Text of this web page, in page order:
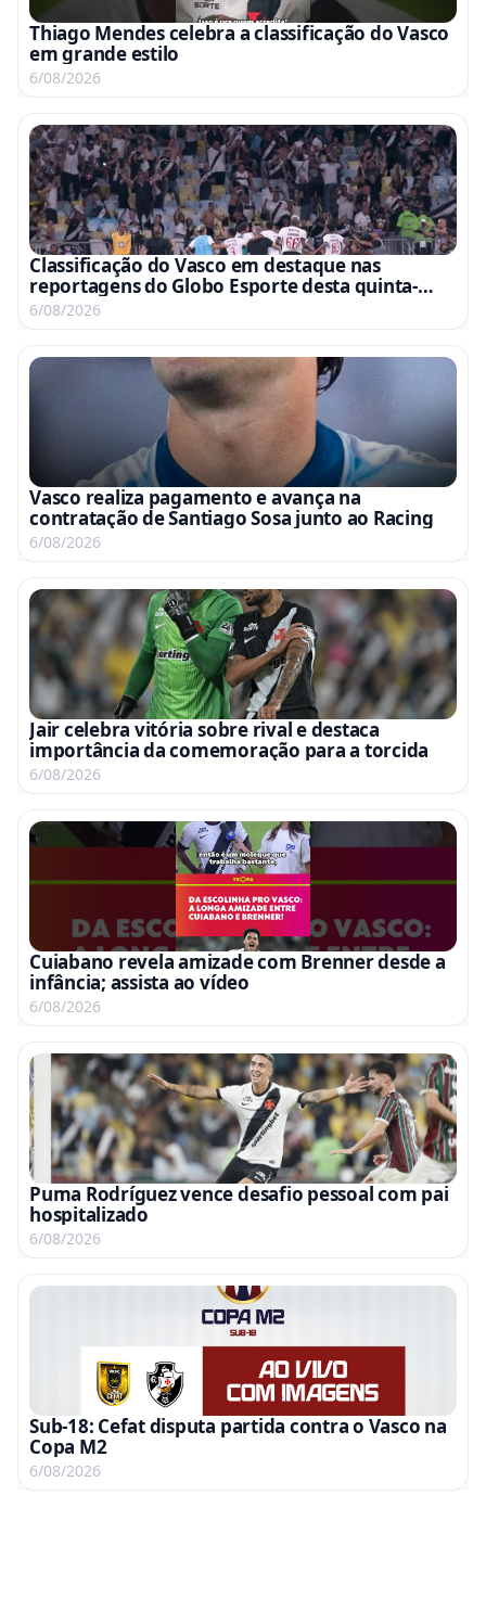
Thiago Mendes celebra a classificação do Vasco
em grande estilo
6/08/2026
Classificação do Vasco em destaque nas
reportagens do Globo Esporte desta quinta-
feira
6/08/2026
Vasco realiza pagamento e avança na
contratação de Santiago Sosa junto ao Racing
6/08/2026
Jair celebra vitória sobre rival e destaca
importância da comemoração para a torcida
6/08/2026
Cuiabano revela amizade com Brenner desde a
infância; assista ao vídeo
6/08/2026
Puma Rodríguez vence desafio pessoal com pai
hospitalizado
6/08/2026
Sub-18: Cefat disputa partida contra o Vasco na
Copa M2
6/08/2026